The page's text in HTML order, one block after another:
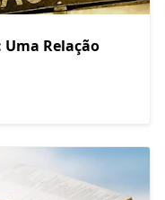
Uma Relação